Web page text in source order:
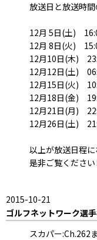
放送日と放送時間
12月 5日(土)
12月 8日(火)
12月10日(木)
12月12日(土)
12月15日(火)
12月18日(金)
12月21日(月)
12月26日(土)
以上が放送日程に
是非ご覧ください
2015-10-21
ゴルフネットワーク選
スカパー:Ch.262